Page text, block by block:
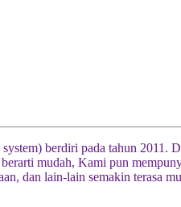
berdiri pada tahun 2011.
mudah, Kami pun
dan lain-lain semakin terasa